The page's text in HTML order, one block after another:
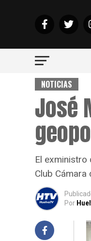
NOTICIAS
José
El exministro
Club Cámara
Por